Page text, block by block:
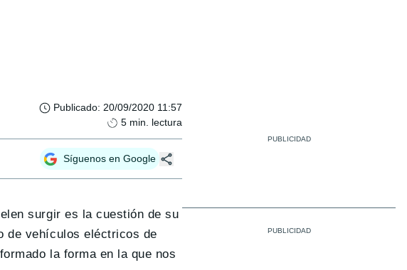
Publicado: 20/09/2020 11:57
5 min. lectura
Síguenos en Google
surgir es la cuestión de su
de vehículos eléctricos de
la forma en la que nos